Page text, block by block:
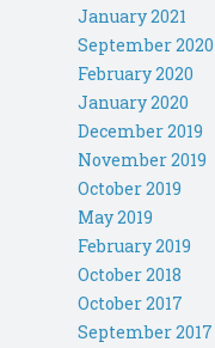
January 2021
September 2020
February 2020
January 2020
December 2019
November 2019
October 2019
May 2019
February 2019
October 2018
October 2017
September 2017